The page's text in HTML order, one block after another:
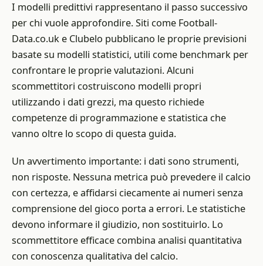
I modelli predittivi rappresentano il passo successivo
per chi vuole approfondire. Siti come Football-
Data.co.uk e Clubelo pubblicano le proprie previsioni
basate su modelli statistici, utili come benchmark per
confrontare le proprie valutazioni. Alcuni
scommettitori costruiscono modelli propri
utilizzando i dati grezzi, ma questo richiede
competenze di programmazione e statistica che
vanno oltre lo scopo di questa guida.
Un avvertimento importante: i dati sono strumenti,
non risposte. Nessuna metrica può prevedere il calcio
con certezza, e affidarsi ciecamente ai numeri senza
comprensione del gioco porta a errori. Le statistiche
devono informare il giudizio, non sostituirlo. Lo
scommettitore efficace combina analisi quantitativa
con conoscenza qualitativa del calcio.